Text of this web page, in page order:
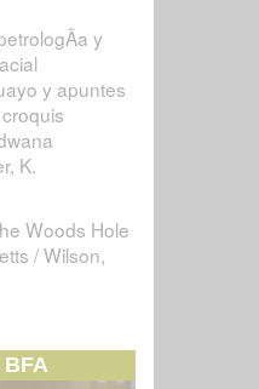
y
y apuntes
K.
Woods Hole
/ Wilson,